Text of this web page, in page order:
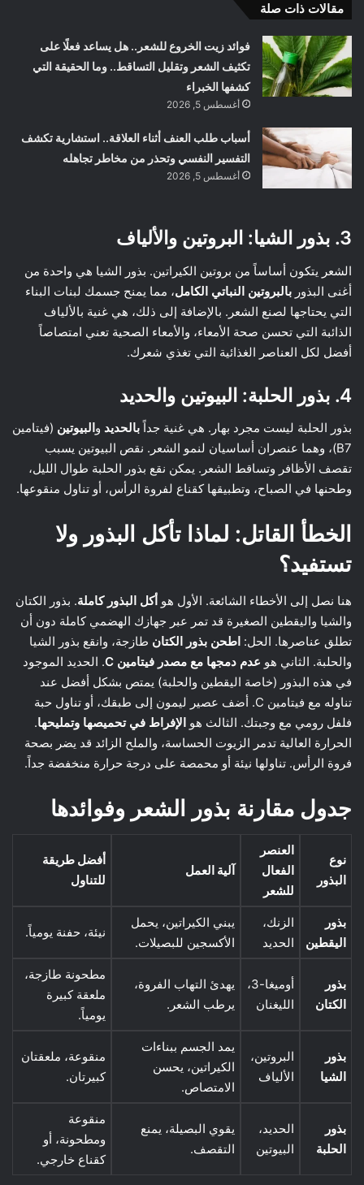
مقالات ذات صلة
فوائد زيت الخروع للشعر.. هل يساعد فعلًا على
تكثيف الشعر وتقليل التساقط.. وما الحقيقة التي
كشفها الخبراء
أغسطس 5, 2026
أسباب طلب العنف أثناء العلاقة.. استشارية تكشف
التفسير النفسي وتحذر من مخاطر تجاهله
أغسطس 5, 2026
3. بذور الشيا: البروتين والألياف
الشعر يتكون أساساً من بروتين الكيراتين. بذور الشيا هي واحدة من
أغنى البذور بالبروتين النباتي الكامل، مما يمنح جسمك لبنات البناء
التي يحتاجها لصنع الشعر. بالإضافة إلى ذلك، هي غنية بالألياف
الذائبة التي تحسن صحة الأمعاء، والأمعاء الصحية تعني امتصاصاً
أفضل لكل العناصر الغذائية التي تغذي شعرك.
4. بذور الحلبة: البيوتين والحديد
بذور الحلبة ليست مجرد بهار. هي غنية جداً بالحديد و البيوتين (فيتامين
B7)، وهما عنصران أساسيان لنمو الشعر. نقص البيوتين يسبب
تقصف الأظافر وتساقط الشعر. يمكن نقع بذور الحلبة طوال الليل،
وطحنها في الصباح، وتطبيقها كقناع لفروة الرأس، أو تناول منقوعها.
الخطأ القاتل: لماذا تأكل البذور ولا
تستفيد؟
هنا نصل إلى الأخطاء الشائعة. الأول هو أكل البذور كاملة. بذور الكتان
والشيا واليقطين الصغيرة قد تمر عبر جهازك الهضمي كاملة دون أن
تطلق عناصرها. الحل: اطحن بذور الكتان طازجة، وانقع بذور الشيا
والحلبة. الثاني هو عدم دمجها مع مصدر فيتامين C
. الحديد الموجود
في هذه البذور (خاصة اليقطين والحلبة) يمتص بشكل أفضل عند
تناوله مع فيتامين C. أضف عصير ليمون إلى طبقك، أو تناول حبة
فلفل رومي مع وجبتك. الثالث هو الإفراط في تحميصها وتمليحها.
الحرارة العالية تدمر الزيوت الحساسة، والملح الزائد قد يضر بصحة
فروة الرأس. تناولها نيئة أو محمصة على درجة حرارة منخفضة جداً.
جدول مقارنة بذور الشعر وفوائدها
نوع
البذور
العنصر
الفعال
للشعر
آلية العمل
أفضل طريقة
للتناول
بذور
اليقطين
الزنك،
الحديد
يبني الكيراتين، يحمل
الأكسجين للبصيلات.
نيئة، حفنة يومياً.
بذور
الكتان
أوميغا-3،
الليغنان
يهدئ التهاب الفروة،
يرطب الشعر.
مطحونة طازجة،
ملعقة كبيرة
يومياً.
بذور
الشيا
البروتين،
الألياف
يمد الجسم ببناءات
الكيراتين، يحسن
الامتصاص.
منقوعة، ملعقتان
كبيرتان.
بذور
الحلبة
الحديد،
البيوتين
يقوي البصيلة، يمنع
التقصف.
منقوعة
ومطحونة، أو
كقناع خارجي.